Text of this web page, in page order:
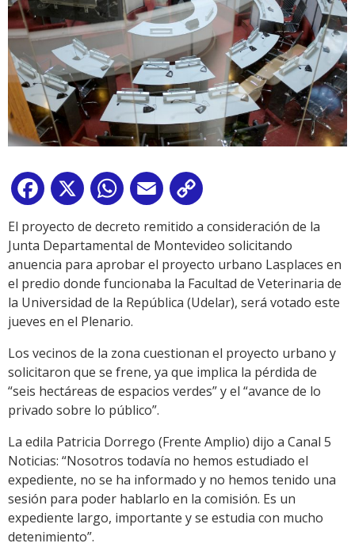
Facebook
X WhatsApp
Email
Link
El proyecto de decreto remitido a consideración de la
Junta Departamental de Montevideo solicitando
anuencia para aprobar el proyecto urbano Lasplaces en
el predio donde funcionaba la Facultad de Veterinaria de
la Universidad de la República (Udelar), será votado este
jueves en el Plenario.
Los vecinos de la zona cuestionan el proyecto urbano y
solicitaron que se frene, ya que implica la pérdida de
“seis hectáreas de espacios verdes” y el “avance de lo
privado sobre lo público”.
La edila Patricia Dorrego (Frente Amplio) dijo a Canal 5
Noticias: “Nosotros todavía no hemos estudiado el
expediente, no se ha informado y no hemos tenido una
sesión para poder hablarlo en la comisión. Es un
expediente largo, importante y se estudia con mucho
detenimiento”.